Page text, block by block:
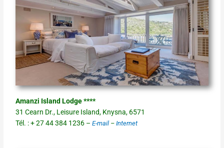
Amanzi Island Lodge ****
31 Cearn Dr., Leisure Island, Knysna, 6571
Tél. : + 27 44 384 1236 –E-mail –Internet